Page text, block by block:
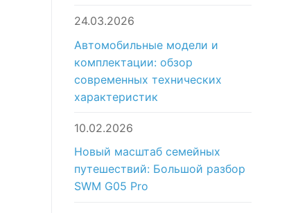
24.03.2026
Автомобильные модели и
комплектации: обзор
современных технических
характеристик
10.02.2026
Новый масштаб семейных
путешествий: Большой разбор
SWM G05 Pro